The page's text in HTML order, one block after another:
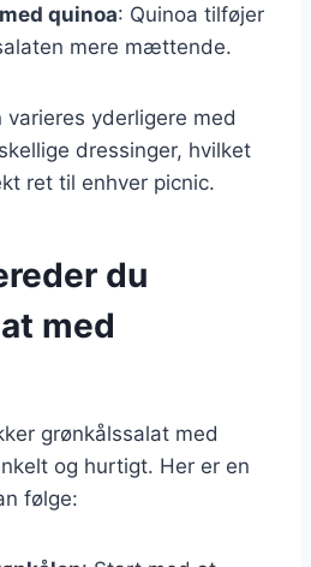
quinoa: Quinoa tilføjer
mere mættende.
yderligere med
dressinger, hvilket
ret til enhver picnic.
du
med
grønkålssalat med
og hurtigt. Her er en
følge: